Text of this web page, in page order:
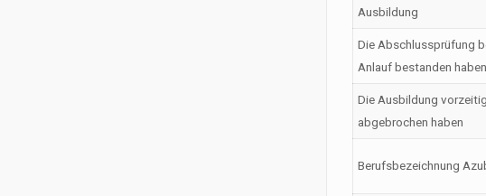
Ausbildung
Die Abschlussprüfung
Anlauf bestanden haben
Die Ausbildung vorzeitig
abgebrochen haben
Berufsbezeichnung